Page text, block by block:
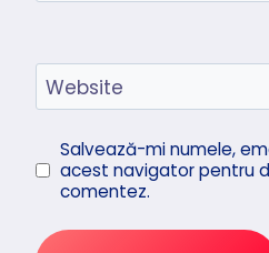
Website
Salvează-mi numele,
acest navigator pentru
comentez.